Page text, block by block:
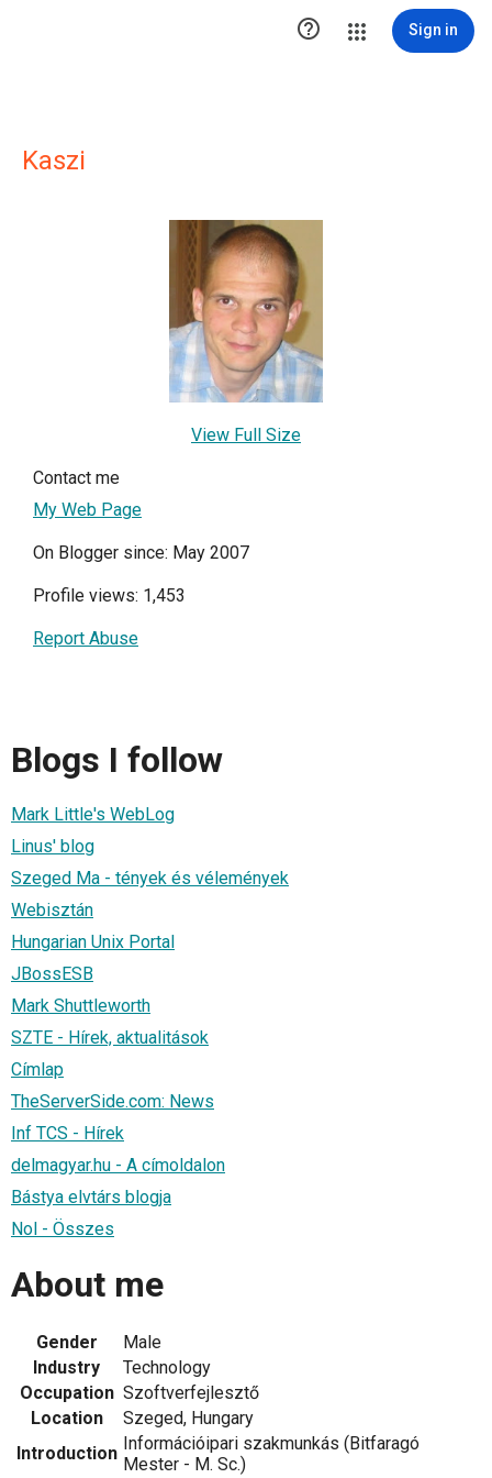
 Sign in
Kaszi
View Full Size
Contact me
My Web Page
On Blogger since: May 2007
Profile views: 1,453
Report Abuse
Blogs I follow
Mark Little's WebLog
Linus' blog
Szeged Ma - tények és vélemények
Webisztán
Hungarian Unix Portal
JBossESB
Mark Shuttleworth
SZTE - Hírek, aktualitások
Címlap
TheServerSide.com: News
Inf TCS - Hírek
delmagyar.hu - A címoldalon
Bástya elvtárs blogja
Nol - Összes
About me
Gender
Male
Industry
Technology
Occupation Szoftverfejlesztő
Location
Szeged, Hungary
Introduction Információipari szakmunkás (Bitfaragó
Mester - M. Sc.)